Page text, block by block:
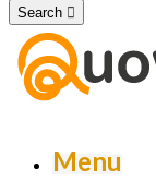
Search
Menu